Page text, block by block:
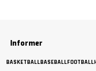
Informer
BASKETBALLBASEBALLFOOTBALL